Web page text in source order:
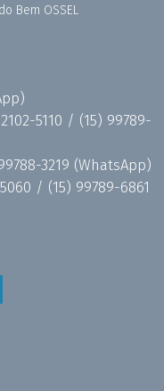
Bem OSSEL
5110 / (15) 99789-
3219 (WhatsApp)
/ (15) 99789-6861